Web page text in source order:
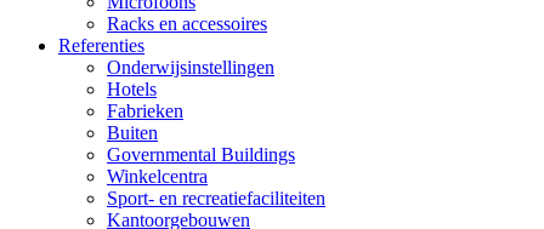
Racks en accessoires
Referenties
Onderwijsinstellingen
Hotels
Fabrieken
Buiten
Governmental Buildings
Winkelcentra
Sport- en recreatiefaciliteiten
Kantoorgebouwen